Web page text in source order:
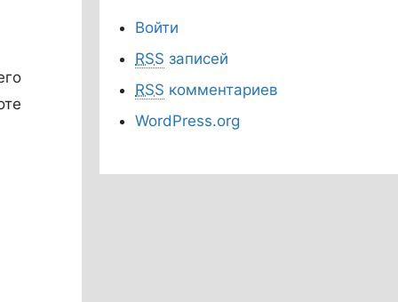
Войти
RSS записей
RSS комментариев
WordPress.org